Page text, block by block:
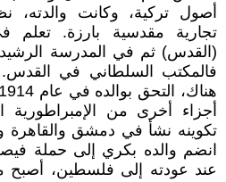
أصول تركية، وكانت والدته،
تجارية مقدسية بارزة. تعلم
(القدس) ثم في المدرسة
فالمكتب السلطاني في
أجزاء أخرى من الإمبراطورية
تكوينه نشأ في دمشق
انضم والده بكري إلى حملة
عند عودته إلى فلسطين، أصبح